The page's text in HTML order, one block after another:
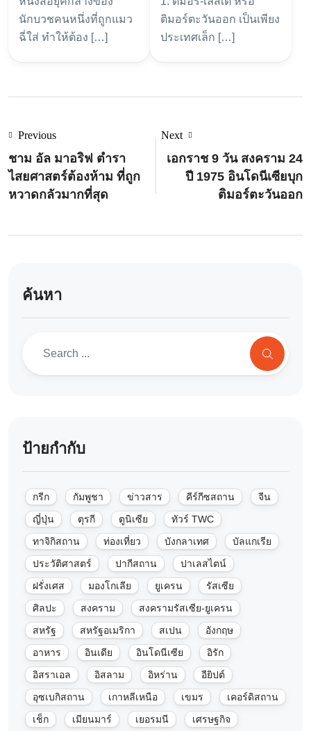
นักบวชยุคกลาง
นักบวชคนหนึ่งที่ถูกแมว
ฉี่ใส่ ทำให้ต้อง […]
1975 อินโดนีเซีย
บุกติมอร์ตะวันออก
ติมอร์ตะวันออก เป็นเพียง
ประเทศเล็ก […]
Previous
ชาม อัล มาอริฟ ตำรา
ไสยศาสตร์ต้องห้าม ที่ถูก
หวาดกลัวมากที่สุด
Next
เอกราช 9 วัน สงคราม 24
ปี 1975 อินโดนีเซียบุก
ติมอร์ตะวันออก
ค้นหา
ป้ายกำกับ
กรีก กัมพูชา ข่าวสาร คีร์กีซสถาน
จีน
ญี่ปุ่น
ตุรกี ตูนิเซีย
ทัวร์ TWC
ทาจิกิสถาน
ท่องเที่ยว บังกลาเทศ
บัลแกเรีย
ประวัติศาสตร์
ปากีสถาน
ปาเลสไตน์
ฝรั่งเศส
มองโกเลีย ยูเครน
รัสเซีย
ศิลปะ
สงคราม
สงครามรัสเซีย-ยูเครน
สหรัฐ
สหรัฐอเมริกา สเปน
อังกฤษ
อาหาร
อินเดีย อินโดนีเซีย
อิรัก
อิสราเอล
อิสลาม อิหร่าน
อียิปต์
อุซเบกิสถาน
เกาหลีเหนือ เขมร
เคอร์ดิสถาน
เช็ก
เมียนมาร์ เยอรมนี
เศรษฐกิจ